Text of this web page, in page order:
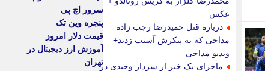
عکس
درباره قتل حمیدرضا رجب زاده
مداحی که به پیکرش آسیب زدند+
ویدیو مداحی
ماجرای یک خبر از سردار وحیدی در
سرور اچ پی
پنجره وین تک
قیمت دلار امروز
آموزش ارز دیجیتال در
تهران